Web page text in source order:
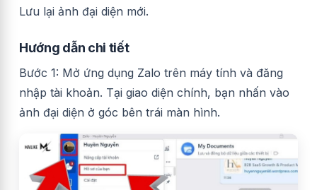
Lưu lại ảnh đại diện mới.
Hướng dẫn chi tiết
Bước 1: Mở ứng dụng Zalo trên máy tính và đăng
nhập tài khoản. Tại giao diện chính, bạn nhấn vào
ảnh đại diện ở góc bên trái màn hình.